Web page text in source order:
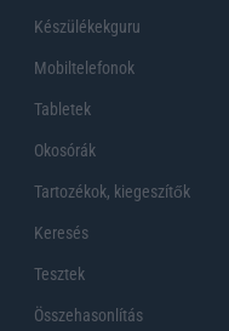
Készülékekguru
Mobiltelefonok
Tabletek
Okosórák
Tartozékok, kiegeszítők
Keresés
Tesztek
Összehasonlítás